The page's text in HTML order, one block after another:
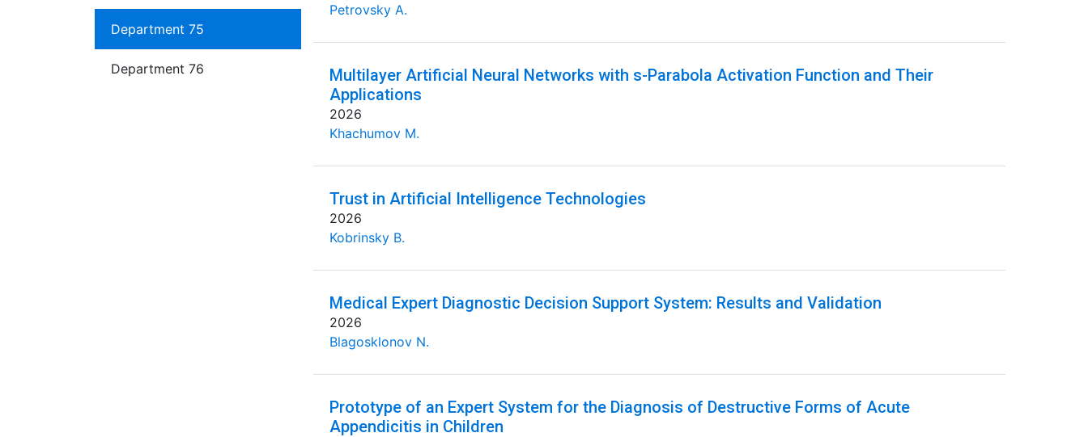
Department 75
Department 76
Petrovsky A.
Multilayer Artificial Neural Networks with s-Parabola Activation Function and Their
Applications
2026
Khachumov M.
Trust in Artificial Intelligence Technologies
2026
Kobrinsky B.
Medical Expert Diagnostic Decision Support System: Results and Validation
2026
Blagosklonov N.
Prototype of an Expert System for the Diagnosis of Destructive Forms of Acute
Appendicitis in Children